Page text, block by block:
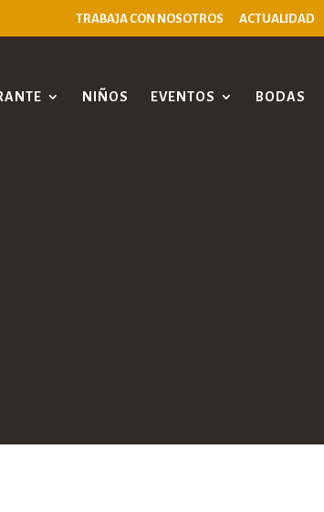
TRABAJA CON NOSOTROS ACTUALIDAD
NIÑOS EVENTOS BODAS